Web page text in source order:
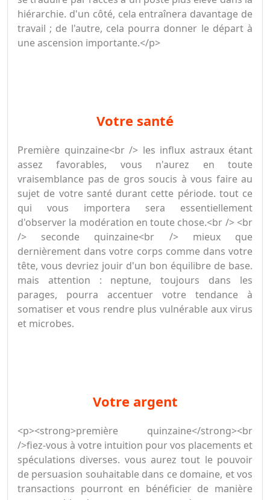
hiérarchie. d'un côté, cela entraînera davantage de
travail ; de l'autre, cela pourra donner le départ à
une ascension importante.</p>
votre santé
Première quinzaine<br /> les influx astraux étant
assez favorables, vous n'aurez en toute
vraisemblance pas de gros soucis à vous faire au
sujet de votre santé durant cette période. tout ce
qui vous importera sera essentiellement
d'observer la modération en toute chose.<br /> <br
/> seconde quinzaine<br /> mieux que
dernièrement dans votre corps comme dans votre
tête, vous devriez jouir d'un bon équilibre de base.
mais attention : neptune, toujours dans les
parages, pourra accentuer votre tendance à
somatiser et vous rendre plus vulnérable aux virus
et microbes.
votre argent
<p><strong>première quinzaine</strong><br
/>fiez-vous à votre intuition pour vos placements et
spéculations diverses. vous aurez tout le pouvoir
de persuasion souhaitable dans ce domaine, et vos
transactions pourront en bénéficier de manière